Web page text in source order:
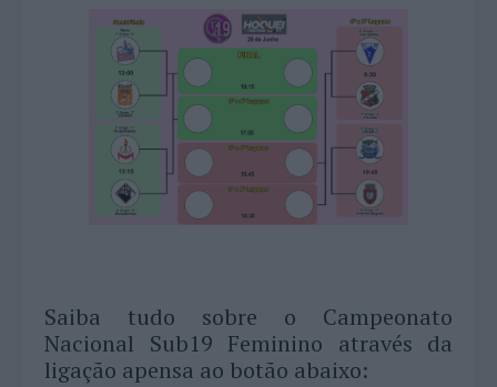
Saiba tudo sobre o Campeonato
Nacional Sub19 Feminino através da
ligação apensa ao botão abaixo: